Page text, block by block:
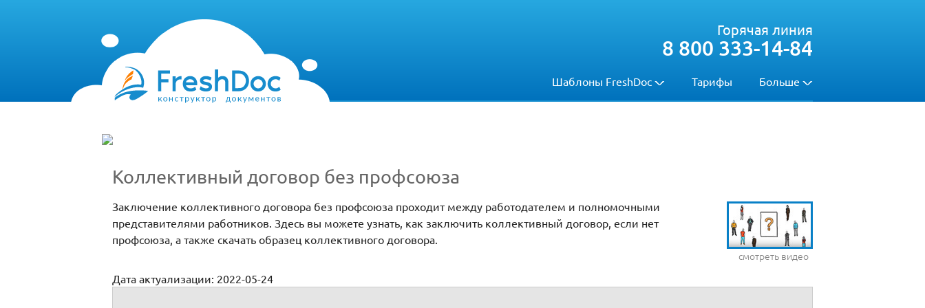
Шаблоны FreshDoc Тарифы Больше
Горячая линия
8 800 333-14-84
Коллективный договор без профсоюза
смотреть видео
Заключение коллективного договора без профсоюза проходит между работодателем и полномочными
представителями работников. Здесь вы можете узнать, как заключить коллективный договор, если нет
профсоюза, а также скачать образец коллективного договора.
Дата актуализации: 2022-05-24